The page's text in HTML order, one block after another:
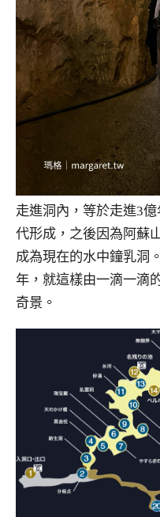
走進洞內，等於走進3
代形成，之後因為阿蘇
成為現在的水中鐘乳洞
年，就這樣由一滴一滴
奇景。